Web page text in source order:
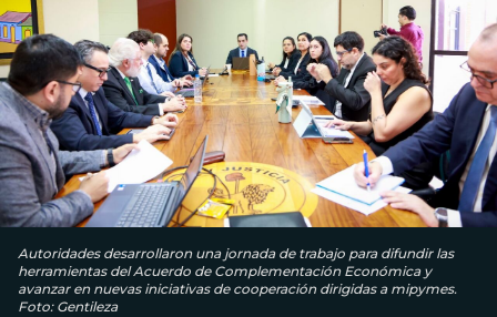
Autoridades desarrollaron una jornada de trabajo para difundir las
herramientas del Acuerdo de Complementación Económica y
avanzar en nuevas iniciativas de cooperación dirigidas a mipymes.
Foto: Gentileza